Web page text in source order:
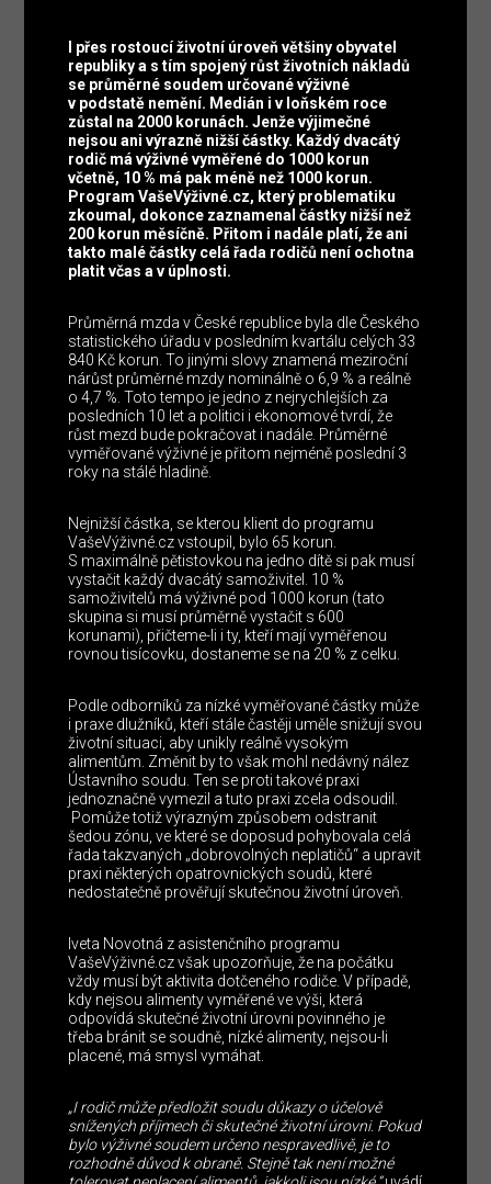
I přes rostoucí životní úroveň většiny obyvatel
republiky a s tím spojený růst životních nákladů
se průměrné soudem určované výživné
v podstatě nemění. Medián i v loňském roce
zůstal na 2000 korunách. Jenže výjimečné
nejsou ani výrazně nižší částky. Každý dvacátý
rodič má výživné vyměřené do 1000 korun
včetně, 10 % má pak méně než 1000 korun.
Program VašeVýživné.cz, který problematiku
zkoumal, dokonce zaznamenal částky nižší než
200 korun měsíčně. Přitom i nadále platí, že ani
takto malé částky celá řada rodičů není ochotna
platit včas a v úplnosti.
Průměrná mzda v České republice byla dle Českého
statistického úřadu v posledním kvartálu celých 33
840 Kč korun. To jinými slovy znamená meziroční
nárůst průměrné mzdy nominálně o 6,9 % a reálně
o 4,7 %. Toto tempo je jedno z nejrychlejších za
posledních 10 let a politici i ekonomové tvrdí, že
růst mezd bude pokračovat i nadále. Průměrné
vyměřované výživné je přitom nejméně poslední 3
roky na stálé hladině.
Nejnižší částka, se kterou klient do programu
VašeVýživné.cz vstoupil, bylo 65 korun.
S maximálně pětistovkou na jedno dítě si pak musí
vystačit každý dvacátý samoživitel. 10 %
samoživitelů má výživné pod 1000 korun (tato
skupina si musí průměrně vystačit s 600
korunami), přičteme-li i ty, kteří mají vyměřenou
rovnou tisícovku, dostaneme se na 20 % z celku.
Podle odborníků za nízké vyměřované částky může
i praxe dlužníků, kteří stále častěji uměle snižují svou
životní situaci, aby unikly reálně vysokým
alimentům. Změnit by to však mohl nedávný nález
Ústavního soudu. Ten se proti takové praxi
jednoznačně vymezil a tuto praxi zcela odsoudil.
Pomůže totiž výrazným způsobem odstranit
šedou zónu, ve které se doposud pohybovala celá
řada takzvaných „dobrovolných neplatičů“ a upravit
praxi některých opatrovnických soudů, které
nedostatečně prověřují skutečnou životní úroveň.
Iveta Novotná z asistenčního programu
VašeVýživné.cz však upozorňuje, že na počátku
vždy musí být aktivita dotčeného rodiče. V případě,
kdy nejsou alimenty vyměřené ve výši, která
odpovídá skutečné životní úrovni povinného je
třeba bránit se soudně, nízké alimenty, nejsou-li
placené, má smysl vymáhat.
„I rodič může předložit soudu důkazy o účelově
snížených příjmech či skutečné životní úrovni. Pokud
bylo výživné soudem určeno nespravedlivě, je to
rozhodně důvod k obraně. Stejně tak není možné